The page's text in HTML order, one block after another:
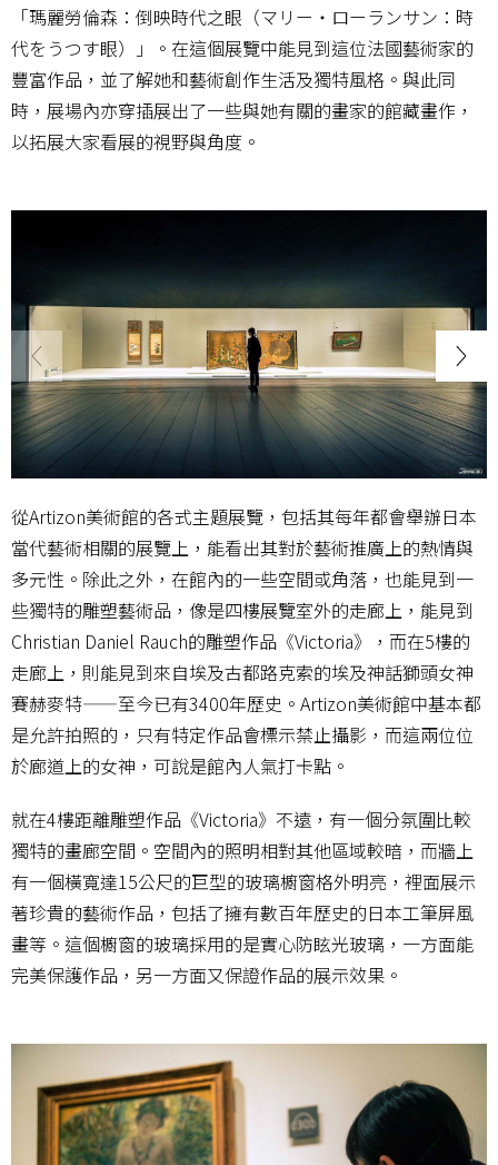
「瑪麗勞倫森：倒映時代之眼（マリー・ローランサン：時
代をうつす眼）」。在這個展覽中能見到這位法國藝術家的
豐富作品，並了解她和藝術創作生活及獨特風格。與此同
時，展場內亦穿插展出了一些與她有關的畫家的館藏畫作，
以拓展大家看展的視野與角度。
從Artizon美術館的各式主題展覽，包括其每年都會舉辦日本
當代藝術相關的展覽上，能看出其對於藝術推廣上的熱情與
多元性。除此之外，在館內的一些空間或角落，也能見到一
些獨特的雕塑藝術品，像是四樓展覽室外的走廊上，能見到
Christian Daniel Rauch的雕塑作品《Victoria》，而在5樓的
走廊上，則能見到來自埃及古都路克索的埃及神話獅頭女神
賽赫麥特——至今已有3400年歷史。Artizon美術館中基本都
是允許拍照的，只有特定作品會標示禁止攝影，而這兩位位
於廊道上的女神，可說是館內人氣打卡點。
就在4樓距離雕塑作品《Victoria》不遠，有一個分氛圍比較
獨特的畫廊空間。空間內的照明相對其他區域較暗，而牆上
有一個橫寬達15公尺的巨型的玻璃櫥窗格外明亮，裡面展示
著珍貴的藝術作品，包括了擁有數百年歷史的日本工筆屏風
畫等。這個櫥窗的玻璃採用的是實心防眩光玻璃，一方面能
完美保護作品，另一方面又保證作品的展示效果。